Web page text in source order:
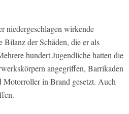
niedergeschlagen wirkende
der Schäden, die er als
hundert Jugendliche hatten die
angegriffen, Barrikaden
Motorroller in Brand gesetzt. Auch